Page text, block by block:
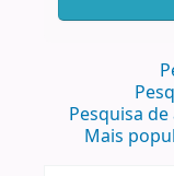
Pesquisa
Mais